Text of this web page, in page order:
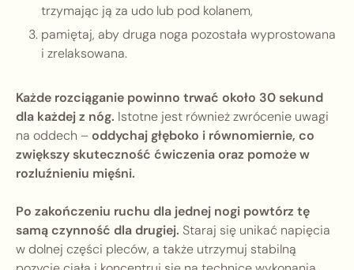
trzymając ją za udo lub pod kolanem,
pamiętaj, aby druga noga pozostała wyprostowana
i zrelaksowana.
Każde rozciąganie powinno trwać około 30 sekund
dla każdej z nóg. Istotne jest również zwrócenie uwagi
na oddech – oddychaj głęboko i równomiernie, co
zwiększy skuteczność ćwiczenia oraz pomoże w
rozluźnieniu mięśni.
Po zakończeniu ruchu dla jednej nogi powtórz tę
samą czynność dla drugiej. Staraj się unikać napięcia
w dolnej części pleców, a także utrzymuj stabilną